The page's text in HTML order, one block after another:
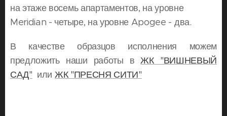
на этаже восемь апартаментов, на уровне
Meridian - четыре, на уровне Apogee - два.
В качестве образцов исполнения можем
предложить наши работы вЖК "ВИШНЕВЫЙ
САД" или ЖК "ПРЕСНЯ СИТИ"